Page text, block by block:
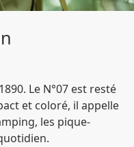
Le N°07 est resté
et coloré, il appelle
les pique-